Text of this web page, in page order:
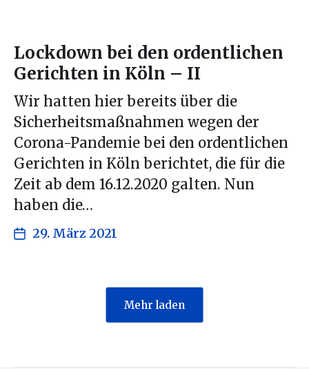
Lockdown bei den ordentlichen
Gerichten in Köln – II
Wir hatten hier bereits über die
Sicherheitsmaßnahmen wegen der
Corona-Pandemie bei den ordentlichen
Gerichten in Köln berichtet, die für die
Zeit ab dem 16.12.2020 galten. Nun
haben die…
29. März 2021
Mehr laden